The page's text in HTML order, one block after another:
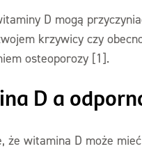
D mogą
krzywicy czy
osteoporozy [1].
D a
że witamina D może